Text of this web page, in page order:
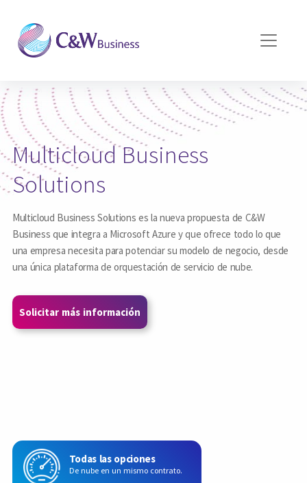
Multicloud Business
Solutions
Multicloud Business Solutions es la nueva propuesta de C&W
Business que integra a Microsoft Azure y que ofrece todo lo que
una empresa necesita para potenciar su modelo de negocio, desde
una única plataforma de orquestación de servicio de nube.
Solicitar más información
Todas las opciones
De nube en un mismo contrato.